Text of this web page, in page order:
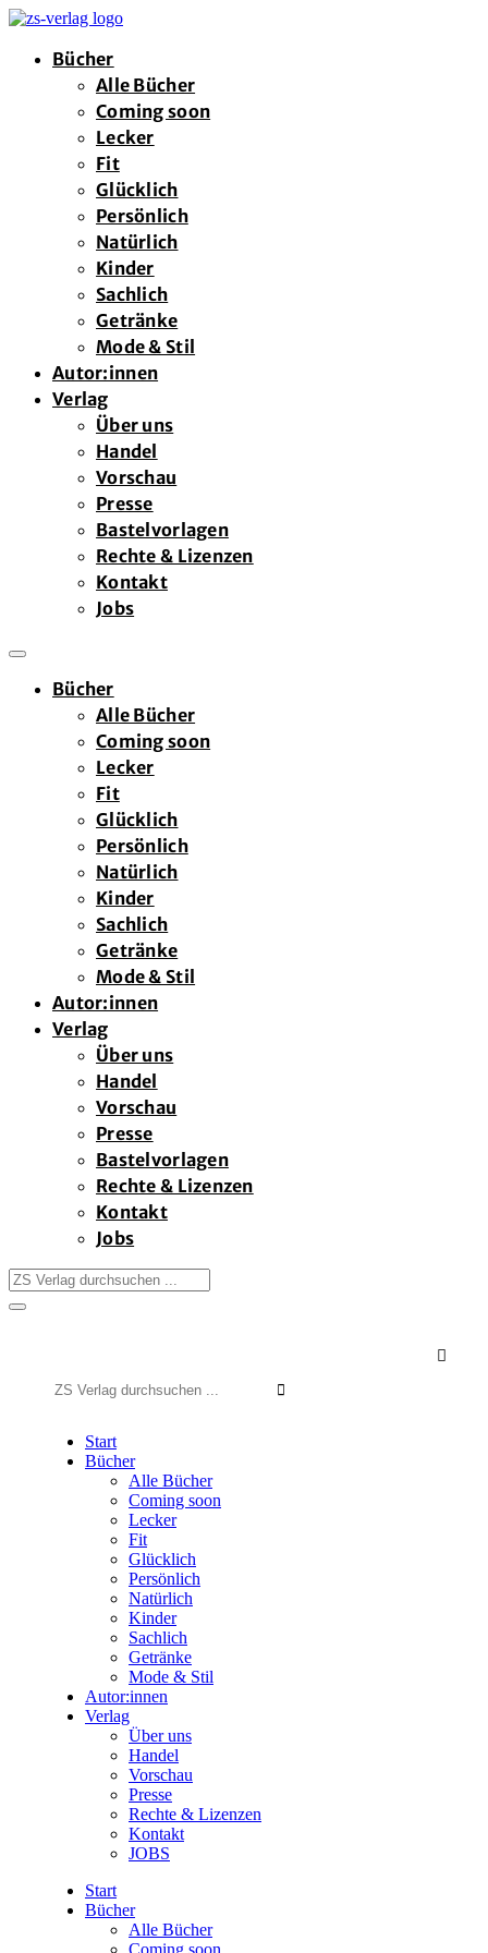
Bücher
Alle Bücher
Coming soon
Lecker
Fit
Glücklich
Persönlich
Natürlich
Kinder
Sachlich
Getränke
Mode & Stil
Autor:innen
Verlag
Über uns
Handel
Vorschau
Presse
Bastelvorlagen
Rechte & Lizenzen
Kontakt
Jobs
Bücher
Alle Bücher
Coming soon
Lecker
Fit
Glücklich
Persönlich
Natürlich
Kinder
Sachlich
Getränke
Mode & Stil
Autor:innen
Verlag
Über uns
Handel
Vorschau
Presse
Bastelvorlagen
Rechte & Lizenzen
Kontakt
Jobs

nach:
Start
Bücher
Alle Bücher
Coming soon
Lecker
Fit
Glücklich
Persönlich
Natürlich
Kinder
Sachlich
Getränke
Mode & Stil
Autor:innen
Verlag
Über uns
Handel
Vorschau
Presse
Rechte & Lizenzen
Kontakt
JOBS
Start
Bücher
Alle Bücher
Coming soon